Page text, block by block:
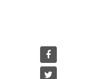
Facebook